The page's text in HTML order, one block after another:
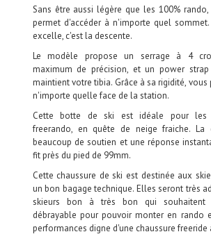
Sans être aussi légère que les 100% rando,
permet d'accéder à n'importe quel
excelle, c'est la descente.
Le modèle propose un serrage à 4
maximum de précision, et un power
maintient votre tibia. Grâce à sa rigidité,
n'importe quelle face de la station.
Cette botte de ski est idéale pour les
freerando, en quête de neige fraiche. La
beaucoup de soutien et une réponse
fit près du pied de 99mm.
Cette chaussure de ski est destinée aux
un bon bagage technique. Elles seront très
skieurs bon à très bon qui souhaitent
débrayable pour pouvoir monter en rando
performances digne d'une chaussure freeride